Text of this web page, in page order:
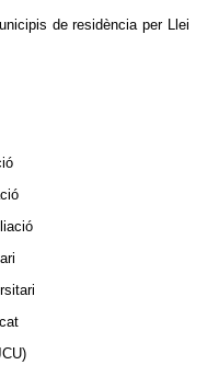
de residència per Llei